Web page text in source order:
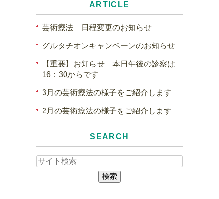
ARTICLE
芸術療法 日程変更のお知らせ
グルタチオンキャンペーンのお知らせ
【重要】お知らせ 本日午後の診察は
16：30からです
3月の芸術療法の様子をご紹介します
2月の芸術療法の様子をご紹介します
SEARCH